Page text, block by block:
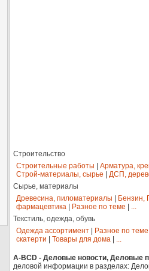
Строительство
Строительные работы
Арматура,
Строй-материалы, сырье
ДСП,
Сырье, материалы
Древесина, пиломатериалы
Бензин,
фармацевтика
Разное по теме
...
Текстиль, одежда, обувь
Одежда ассортимент
Разное по теме
скатерти
Товары для дома ...
A-BCD - Деловые новости, Деловые
деловой информации в разделах: